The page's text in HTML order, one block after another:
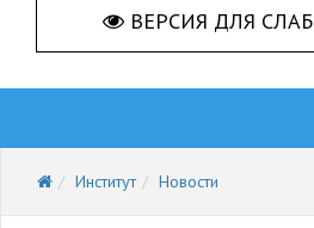
ВЕРСИЯ ДЛЯ
Институт
Новости